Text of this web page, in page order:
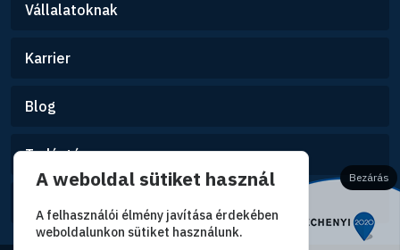
Vállalatoknak
Karrier
Blog
Tudástár
Bezárás
A weboldal sütiket használ
A felhasználói élmény javítása érdekében
weboldalunkon sütiket használunk.